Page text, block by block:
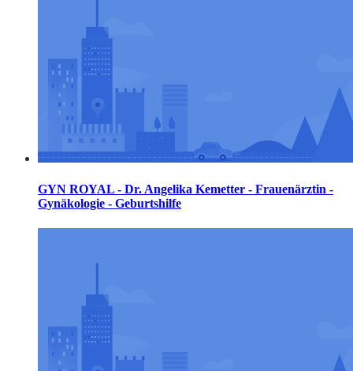
GYN ROYAL - Dr. Angelika Kemetter - Frauenärztin -
Gynäkologie - Geburtshilfe